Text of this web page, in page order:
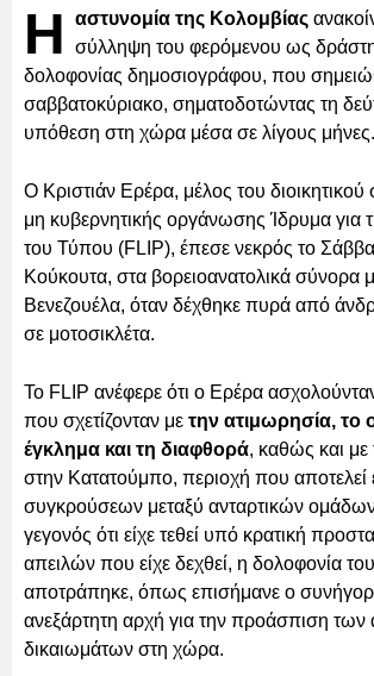
Η αστυνομία της Κολομβίας
σύλληψη του φερόμενου ως
δολοφονίας δημοσιογράφου, που
σαββατοκύριακο, σηματοδοτώντας τη
υπόθεση στη χώρα μέσα σε λίγους μήνες.
Ο Κριστιάν Ερέρα, μέλος του διοικητικού
μη κυβερνητικής οργάνωσης Ίδρυμα για
του Τύπου (FLIP), έπεσε νεκρός το
Κούκουτα, στα βορειοανατολικά σύνορα
Βενεζουέλα, όταν δέχθηκε πυρά από
σε μοτοσικλέτα.
Το FLIP ανέφερε ότι ο Ερέρα
που σχετίζονταν με την ατιμωρησία, το
έγκλημα και τη διαφθορά, καθώς και με
στην Κατατούμπο, περιοχή που αποτελεί
συγκρούσεων μεταξύ ανταρτικών
γεγονός ότι είχε τεθεί υπό κρατική
απειλών που είχε δεχθεί, η δολοφονία
αποτράπηκε, όπως επισήμανε ο
ανεξάρτητη αρχή για την προάσπιση
δικαιωμάτων στη χώρα.